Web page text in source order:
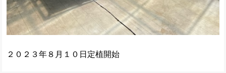
２０２３年８月１０日定植開始